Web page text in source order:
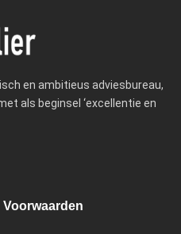
en ambitieus adviesbureau,
als beginsel ‘excellentie en
Voorwaarden